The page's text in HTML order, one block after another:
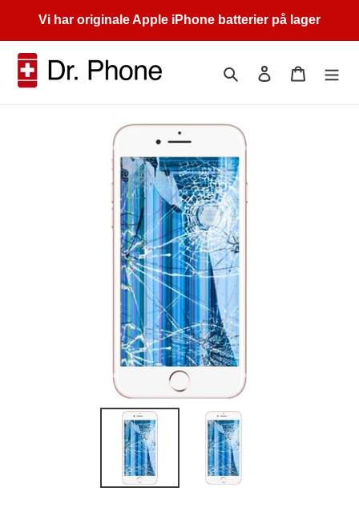
til
innholdet
Vi har originale Apple iPhone batterier på lager
Logg på